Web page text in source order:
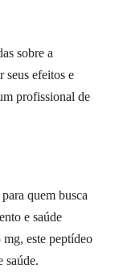
sobre a
seus efeitos e
profissional de
quem busca
e saúde
este peptídeo
saúde.